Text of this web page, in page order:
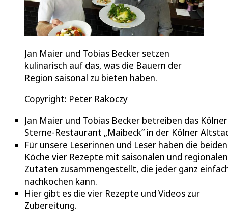
Jan Maier und Tobias Becker setzen
kulinarisch auf das, was die Bauern der
Region saisonal zu bieten haben.
Copyright: Peter Rakoczy
Jan Maier und Tobias Becker betreiben das Kölner
Sterne-Restaurant „Maibeck” in der Kölner
Für unsere Leserinnen und Leser haben die beiden
Köche vier Rezepte mit saisonalen und regionalen
Zutaten zusammengestellt, die jeder ganz
nachkochen kann.
Hier gibt es die vier Rezepte und Videos zur
Zubereitung.